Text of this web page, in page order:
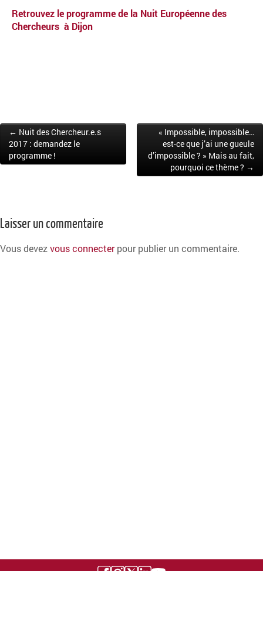
Retrouvez le programme de la Nuit Européenne des
Chercheurs à Dijon
Post navigation
← Nuit des Chercheur.e.s
2017 : demandez le
programme !
« Impossible, impossible…
est-ce que j’ai une gueule
d’impossible ? » Mais au fait,
pourquoi ce thème ? →
Laisser un commentaire
Vous devezvous connecterpour publier un commentaire.